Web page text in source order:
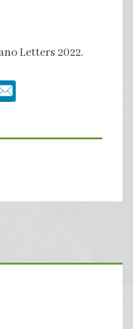
Letters 2022.